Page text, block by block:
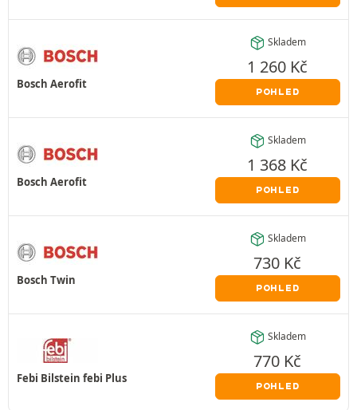
Bosch Aerofit
Skladem
1 260 Kč
POHLED
Bosch Aerofit
Skladem
1 368 Kč
POHLED
Bosch Twin
Skladem
730 Kč
POHLED
Febi Bilstein febi Plus
Skladem
770 Kč
POHLED